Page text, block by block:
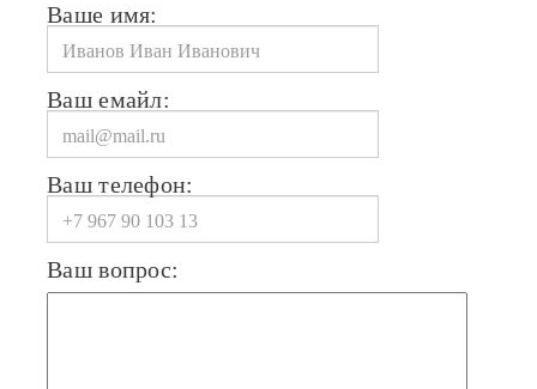
Ваше имя:
Ваш емайл:
Ваш телефон:
Ваш вопрос: